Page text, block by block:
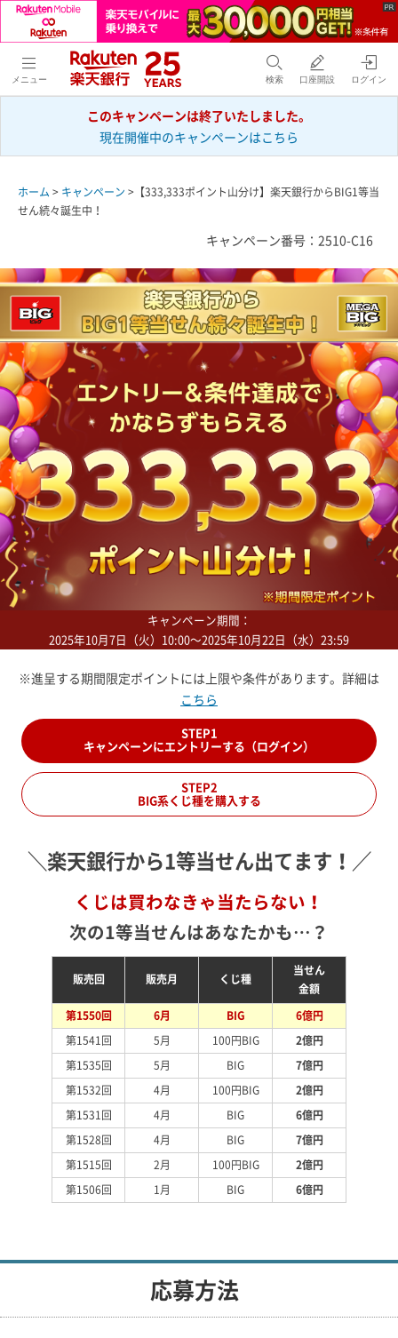
メニュー 検索 口座開設 ログイン
このキャンペーンは終了いたしました。
現在開催中のキャンペーンはこちら
ホーム > キャンペーン >【333,333ポイント山分け】楽天銀行からBIG1等当
せん続々誕生中！
キャンペーン番号：2510-C16
キャンペーン期間：
2025年10月7日（火）10:00～2025年10月22日（水）23:59
※進呈する期間限定ポイントには上限や条件があります。詳細は
こちら
STEP1
キャンペーンにエントリーする（ログイン）
STEP2
BIG系くじ種を購入する
＼楽天銀行から1等当せん出てます！／
くじは買わなきゃ当たらない！
次の1等当せんはあなたかも…？
販売回 販売月 くじ種
当せん
金額
第1550回
6月 BIG
6億円
第1541回
5月 100円BIG
2億円
第1535回
5月 BIG
7億円
第1532回
4月 100円BIG
2億円
第1531回
4月 BIG
6億円
第1528回
4月 BIG
7億円
第1515回
2月 100円BIG
2億円
第1506回
1月 BIG 6億円
応募方法